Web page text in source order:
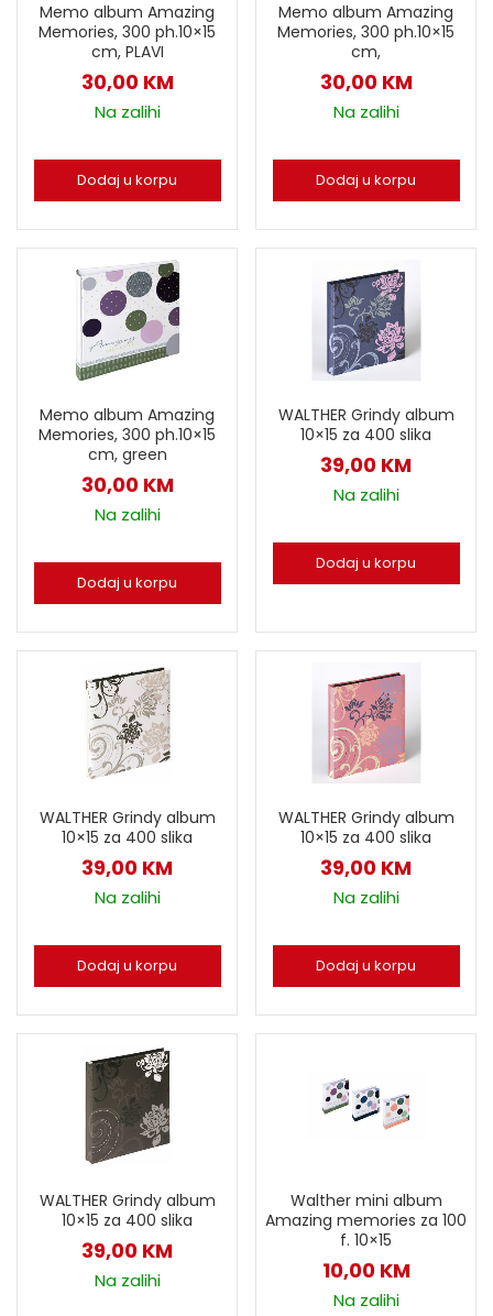
Memo album Amazing
Memories, 300 ph.10×15
cm, PLAVI
30,00 KM
Na zalihi
Dodaj u korpu
Memo album Amazing
Memories, 300 ph.10×15
cm,
30,00 KM
Na zalihi
Dodaj u korpu
Memo album Amazing
Memories, 300 ph.10×15
cm, green
30,00 KM
Na zalihi
Dodaj u korpu
WALTHER Grindy album
10×15 za 400 slika
39,00 KM
Na zalihi
Dodaj u korpu
WALTHER Grindy album
10×15 za 400 slika
39,00 KM
Na zalihi
Dodaj u korpu
WALTHER Grindy album
10×15 za 400 slika
39,00 KM
Na zalihi
Dodaj u korpu
WALTHER Grindy album
10×15 za 400 slika
39,00 KM
Na zalihi
Walther mini album
Amazing memories za 100
f. 10×15
10,00 KM
Na zalihi